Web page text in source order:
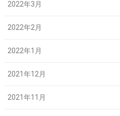
2022年3月
2022年2月
2022年1月
2021年12月
2021年11月